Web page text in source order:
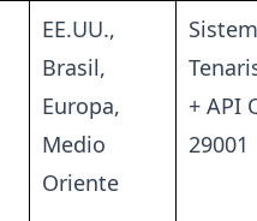
EE.UU.,
Brasil,
Europa,
Medio
Oriente
+ API
29001